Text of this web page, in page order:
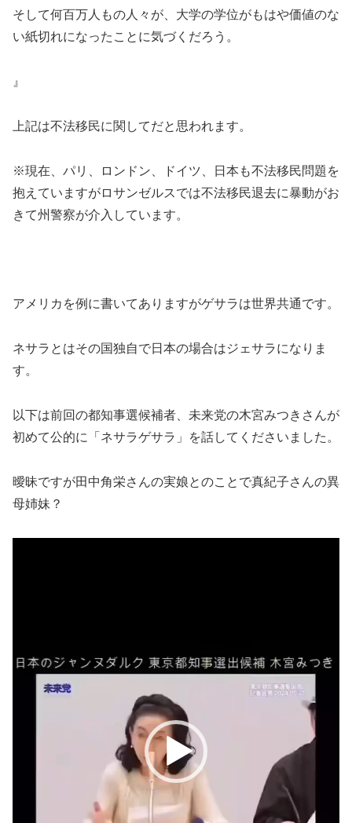
そして何百万人もの人々が、大学の学位がもはや価値のな
い紙切れになったことに気づくだろう。
』
上記は不法移民に関してだと思われます。
※現在、パリ、ロンドン、ドイツ、日本も不法移民問題を
抱えていますがロサンゼルスでは不法移民退去に暴動がお
きて州警察が介入しています。
アメリカを例に書いてありますがゲサラは世界共通です。
ネサラとはその国独自で日本の場合はジェサラになりま
す。
以下は前回の都知事選候補者、未来党の木宮みつきさんが
初めて公的に「ネサラゲサラ」を話してくださいました。
曖昧ですが田中角栄さんの実娘とのことで真紀子さんの異
母姉妹？
ヤ